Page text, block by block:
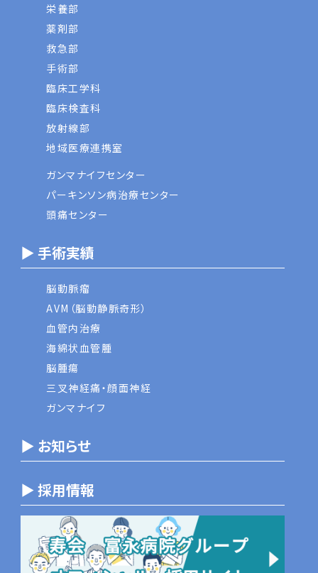
栄養部
薬剤部
救急部
手術部
臨床工学科
臨床検査科
放射線部
地域医療連携室
ガンマナイフセンター
パーキンソン病治療センター
頭痛センター
▶ 手術実績
脳動脈瘤
AVM（脳動静脈奇形）
血管内治療
海綿状血管腫
脳腫瘍
三叉神経痛・顔面神経
ガンマナイフ
▶ お知らせ
▶ 採用情報